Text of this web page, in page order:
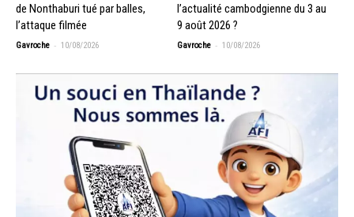
de Nonthaburi tué par balles,
l’attaque filmée
Gavroche - 10/08/2026
l’actualité cambodgienne du 3 au
9 août 2026 ?
Gavroche - 10/08/2026